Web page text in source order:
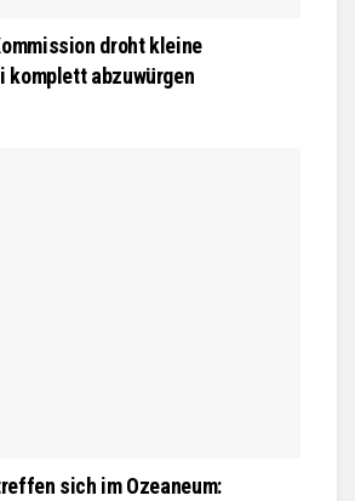
droht kleine
komplett abzuwürgen
sich im Ozeaneum: